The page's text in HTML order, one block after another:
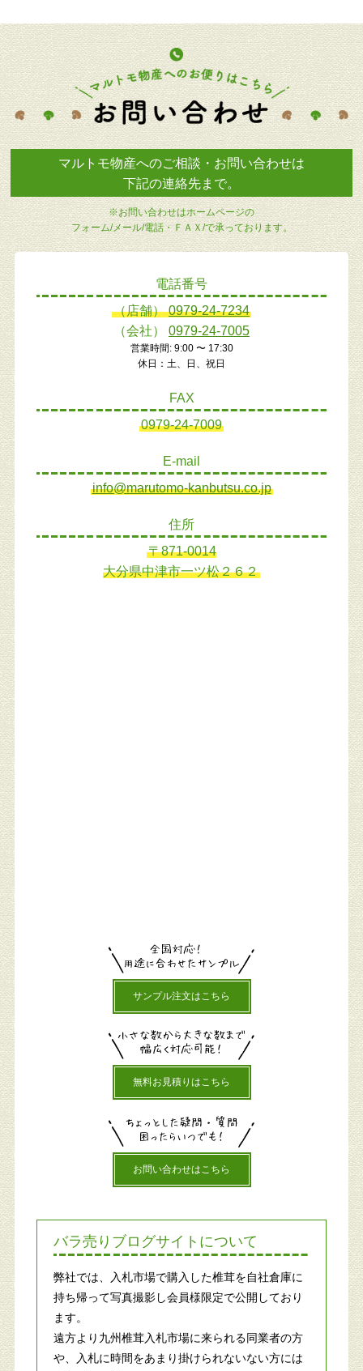
マルトモ物産へのご相談・お問い合わせは
下記の連絡先まで。
※お問い合わせはホームページの
フォーム/メール/電話・ＦＡＸ/で承っております。
電話番号
（店舗）0979-24-7234
（会社） 0979-24-7005
営業時間: 9:00 〜 17:30
休日：土、日、祝日
FAX
0979-24-7009
E-mail
info@marutomo-kanbutsu.co.jp
住所
〒871-0014
大分県中津市一ツ松２６２
サンプル注文はこちら
無料お見積りはこちら
お問い合わせはこちら
バラ売りブログサイトについて
弊社では、入札市場で購入した椎茸を自社倉庫に
持ち帰って写真撮影し会員様限定で公開しており
ます。
遠方より九州椎茸入札市場に来られる同業者の方
や、入札に時間をあまり掛けられないない方には